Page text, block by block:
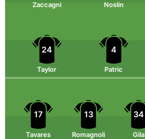
Zaccagni Noslin
24
Taylor
4
Patric
17
Tavares
13
Romagnoli
34
Gila